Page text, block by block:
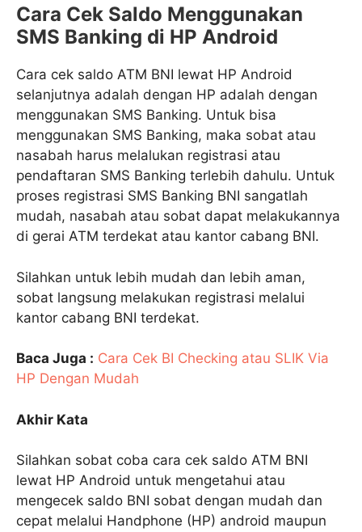
Cara Cek Saldo Menggunakan
SMS Banking di HP Android
Cara cek saldo ATM BNI lewat HP Android
selanjutnya adalah dengan HP adalah dengan
menggunakan SMS Banking. Untuk bisa
menggunakan SMS Banking, maka sobat atau
nasabah harus melalukan registrasi atau
pendaftaran SMS Banking terlebih dahulu. Untuk
proses registrasi SMS Banking BNI sangatlah
mudah, nasabah atau sobat dapat melakukannya
di gerai ATM terdekat atau kantor cabang BNI.
Silahkan untuk lebih mudah dan lebih aman,
sobat langsung melakukan registrasi melalui
kantor cabang BNI terdekat.
Baca Juga : Cara Cek BI Checking atau SLIK Via
HP Dengan Mudah
Akhir Kata
Silahkan sobat coba cara cek saldo ATM BNI
lewat HP Android untuk mengetahui atau
mengecek saldo BNI sobat dengan mudah dan
cepat melalui Handphone (HP) android maupun